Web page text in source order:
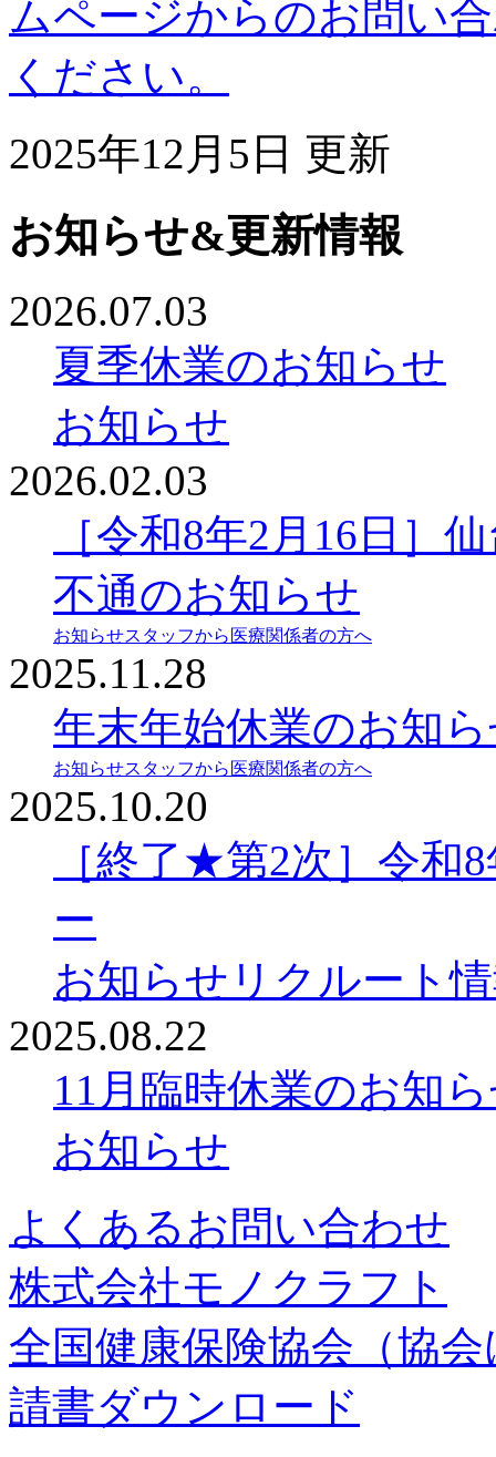
ムページからのお問い
ください。
2025年12月5日 更新
お知らせ&更新情報
2026.07.03
夏季休業のお知らせ
お知らせ
2026.02.03
［令和8年2月16日］
不通のお知らせ
お知らせスタッフから 医療関係者の方へ
2025.11.28
年末年始休業のお知
お知らせスタッフから 医療関係者の方へ
2025.10.20
［終了★第2次］令和
ー
お知らせ リクルート
2025.08.22
11月臨時休業のお知
お知らせ
よくあるお問い合わせ
株式会社モノクラフト
全国健康保険協会（協
請書ダウンロード